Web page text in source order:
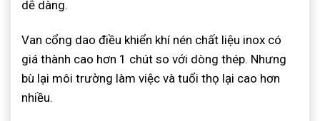
dễ dàng.
Van cổng dao điều khiển khí nén chất liệu inox có
giá thành cao hơn 1 chút so với dòng thép. Nhưng
bù lại môi trường làm việc và tuổi thọ lại cao hơn
nhiều.